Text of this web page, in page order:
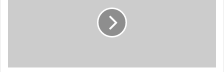
nuevas